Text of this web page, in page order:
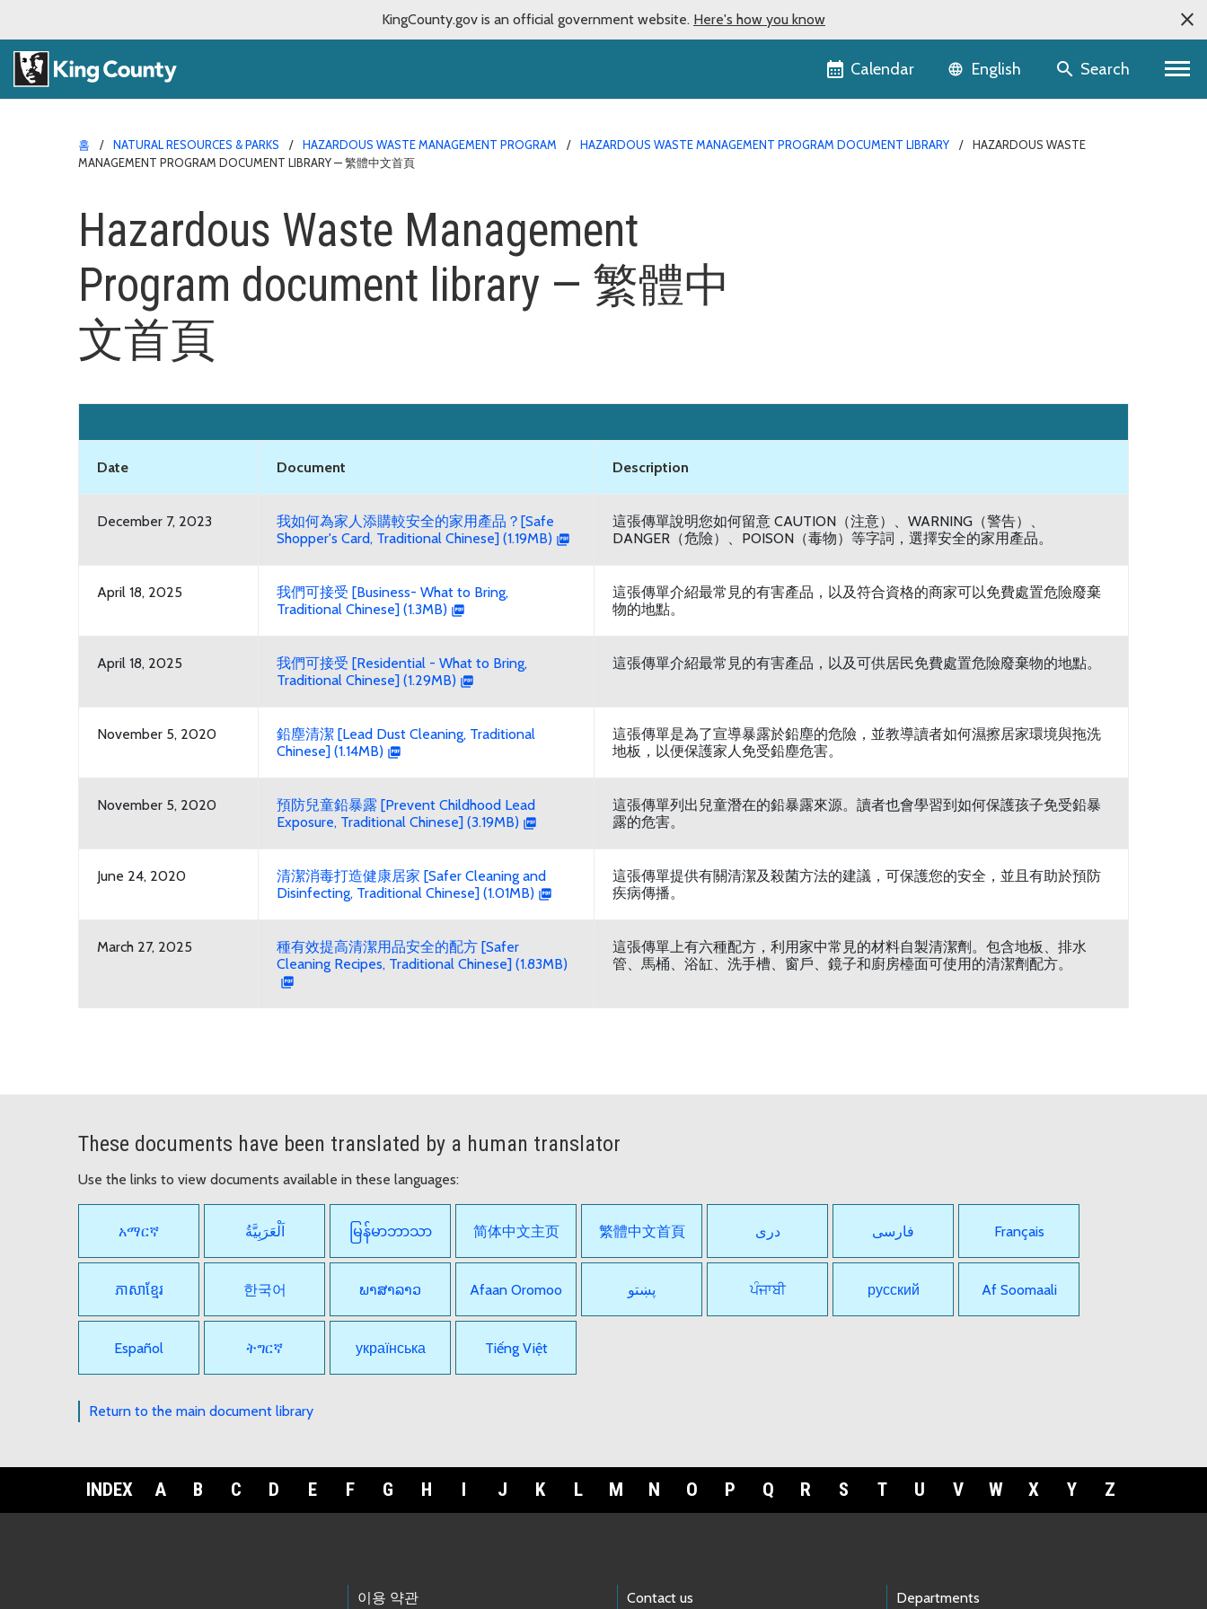
KingCounty.gov is an official government website. Here's how you know
Calendar Language selector
English Search
홈 NATURAL RESOURCES & PARKS HAZARDOUS WASTE MANAGEMENT PROGRAM HAZARDOUS WASTE MANAGEMENT PROGRAM DOCUMENT LIBRARY
HAZARDOUS WASTE
MANAGEMENT PROGRAM DOCUMENT LIBRARY — 繁體中文首頁
Hazardous Waste Management
Program document library — 繁體中
文首頁
Date Document Description
December 7, 2023
我如何為家人添購較安全的家用產品？[Safe
Shopper's Card, Traditional Chinese] (1.19MB)
這張傳單說明您如何留意 CAUTION（注意）、WARNING（警告）、
DANGER（危險）、POISON（毒物）等字詞，選擇安全的家用產品。
April 18, 2025
我們可接受 [Business- What to Bring,
Traditional Chinese] (1.3MB)
這張傳單介紹最常見的有害產品，以及符合資格的商家可以免費處置危險廢棄
物的地點。
April 18, 2025
我們可接受 [Residential - What to Bring,
Traditional Chinese] (1.29MB)
這張傳單介紹最常見的有害產品，以及可供居民免費處置危險廢棄物的地點。
November 5, 2020
鉛塵清潔 [Lead Dust Cleaning, Traditional
Chinese] (1.14MB)
這張傳單是為了宣導暴露於鉛塵的危險，並教導讀者如何濕擦居家環境與拖洗
地板，以便保護家人免受鉛塵危害。
November 5, 2020
預防兒童鉛暴露 [Prevent Childhood Lead
Exposure, Traditional Chinese] (3.19MB)
這張傳單列出兒童潛在的鉛暴露來源。讀者也會學習到如何保護孩子免受鉛暴
露的危害。
June 24, 2020
清潔消毒打造健康居家 [Safer Cleaning and
Disinfecting, Traditional Chinese] (1.01MB)
這張傳單提供有關清潔及殺菌方法的建議，可保護您的安全，並且有助於預防
疾病傳播。
March 27, 2025
種有效提高清潔用品安全的配方 [Safer
Cleaning Recipes, Traditional Chinese] (1.83MB)
這張傳單上有六種配方，利用家中常見的材料自製清潔劑。包含地板、排水
管、馬桶、浴缸、洗手槽、窗戶、鏡子和廚房檯面可使用的清潔劑配方。
These documents have been translated by a human translator
Use the links to view documents available in these languages:
አማርኛ اَلْعَرَبِيَّةُ မြန်မာဘာသာ 简体中文主页 繁體中文首頁 دری فارسی Français
ភាសាខ្មែរ 한국어 ພາສາລາວ Afaan Oromoo پښتو ਪੰਜਾਬੀ русский Af Soomaali
Español ትግርኛ українська Tiếng Việt
Return to the main document library
INDEX A B C D E F G H I J K L M N O P Q R S T U V W X Y Z
이용 약관 Contact us Departments